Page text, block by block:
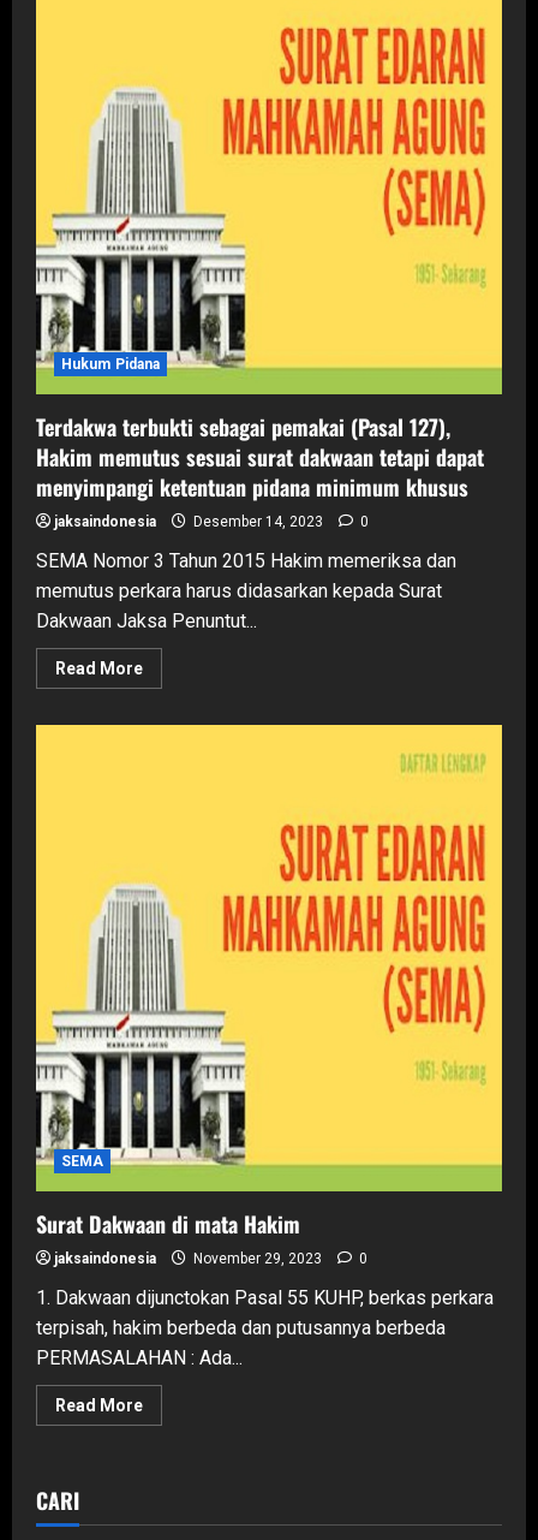
Hukum Pidana
Terdakwa terbukti sebagai pemakai (Pasal 127),
Hakim memutus sesuai surat dakwaan tetapi dapat
menyimpangi ketentuan pidana minimum khusus
jaksaindonesia Desember 14, 2023 0
SEMA Nomor 3 Tahun 2015 Hakim memeriksa dan
memutus perkara harus didasarkan kepada Surat
Dakwaan Jaksa Penuntut...
Read MoreRead
more
dakwaan
tetapi
dapat
menyimpangi
ketentuan
pidana
minimum
khusus
SEMA
Surat Dakwaan di mata Hakim
jaksaindonesia November 29, 2023 0
1. Dakwaan dijunctokan Pasal 55 KUHP, berkas perkara
terpisah, hakim berbeda dan putusannya berbeda
PERMASALAHAN : Ada...
Read MoreRead
more
Hakim
CARI